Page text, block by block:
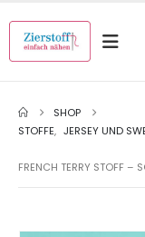
SHOP
STOFFE, JERSEY UND
FRENCH TERRY STOFF –